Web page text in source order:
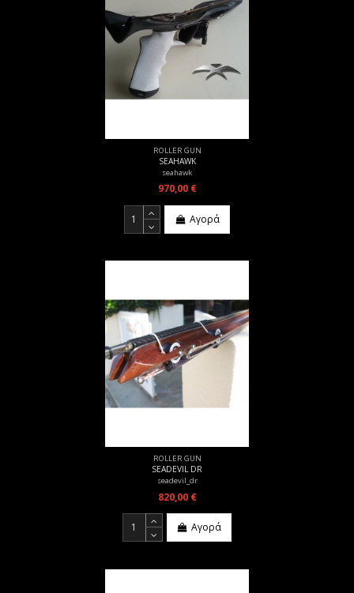
ROLLER GUN
SEAHAWK
seahawk
970,00 €
Αγορά
ROLLER GUN
SEADEVIL DR
seadevil_dr
820,00 €
Αγορά